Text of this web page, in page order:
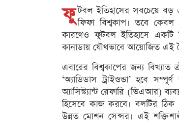
ফু টবল ইতিহাসের সবচেয়ে বড়
ফিফা বিশ্বকাপ। তবে কেবল
কারণেও ফুটবল ইতিহাসে একটি
কানাডায় যৌথভাবে আয়োজিত এই
এবারের বিশ্বকাপের জন্য বিখ্যাত
‘অ্যাডিডাস ট্রাইওন্ডা’ হবে
অ্যাসিস্ট্যান্ট রেফারি (ভিএআর)
হিসেবে কাজ করবে। বলটির
উন্নত মোশন সেন্সর। এই